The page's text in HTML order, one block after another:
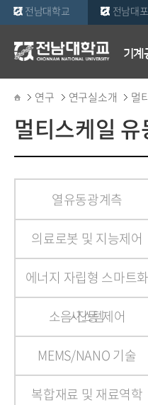
전남대학교 전남대
기계
연구 연구실소개 멀
멀티스케일 유
열유동광계측
의료로봇 및 지능제어
에너지 자립형 스마트화
시스템
소음∙진동 제어
MEMS/NANO 기술
복합재료 및 재료역학